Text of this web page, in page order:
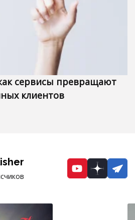
сервисы превращают
клиентов
YouTubeDzen